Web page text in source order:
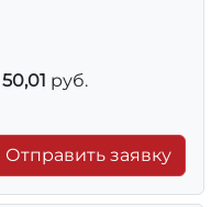
50,01 руб.
Отправить заявку